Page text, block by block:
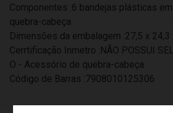
Componentes :6 bandejas plásticas
quebra-cabeça
Dimensões da embalagem :27,5 x 24,3
Cerrtificação Inmetro :NÃO POSSUI
O - Acessório de quebra-cabeça
Código de Barras :7908010125306